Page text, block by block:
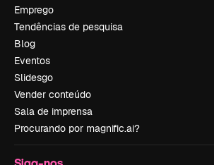
Emprego
Tendências de pesquisa
Blog
Eventos
Slidesgo
Vender conteúdo
Sala de imprensa
Procurando por magnific.ai?